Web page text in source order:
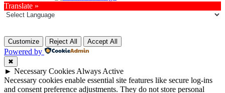
Translate »
Customize Reject All Accept All
Powered by
✖
► Necessary Cookies Always Active
Necessary cookies enable essential site features like secure log-ins
and consent preference adjustments. They do not store personal